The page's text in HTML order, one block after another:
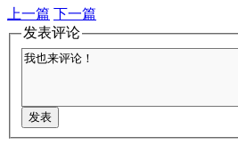
上一篇 下一篇
发表评论